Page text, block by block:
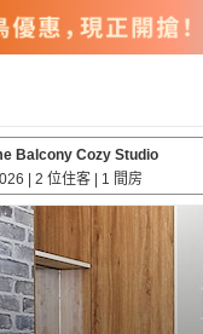
Balcony Cozy Studio
| 2 位住客 | 1 間房